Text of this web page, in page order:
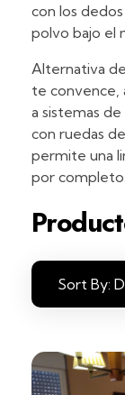
con los
polvo bajo el
Alternativa
te convence,
a sistemas
con ruedas
permite una
por completo.
Sort By: